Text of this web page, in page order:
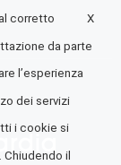
X
corretto
da parte
l’esperienza
dei servizi
i cookie si
il